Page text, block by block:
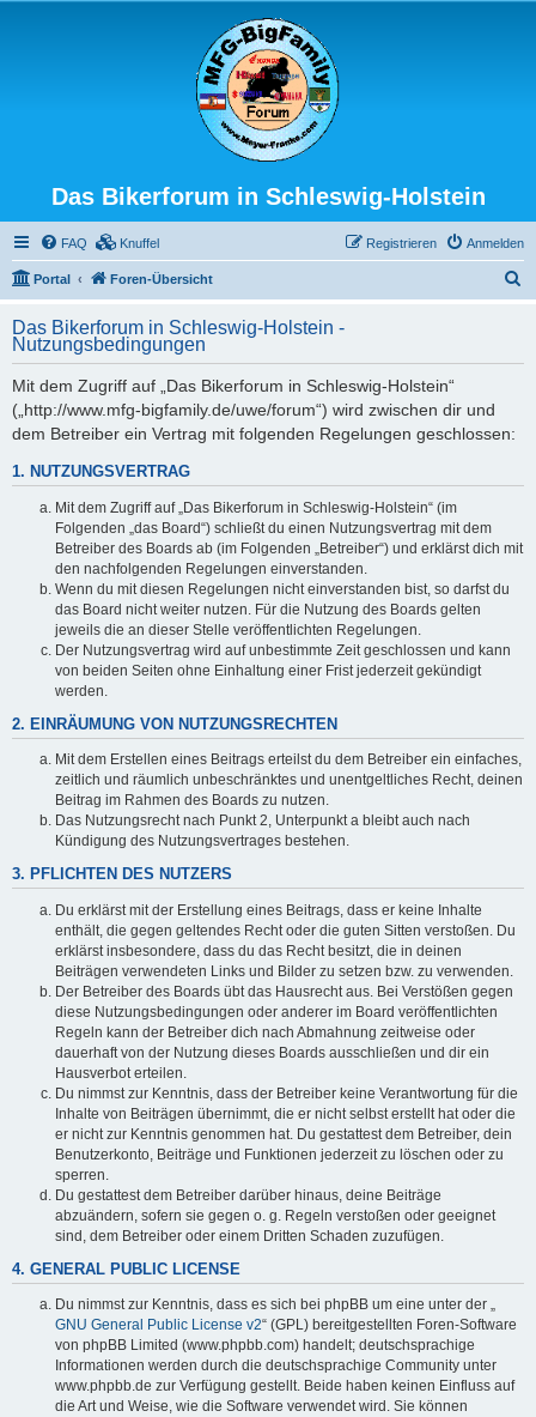
Das Bikerforum in Schleswig-Holstein
FAQ Knuffel Anmelden
Registrieren
Portal Foren-Übersicht
h
Das Bikerforum in Schleswig-Holstein -
Nutzungsbedingungen
Mit dem Zugriff auf „Das Bikerforum in Schleswig-Holstein“
(„http://www.mfg-bigfamily.de/uwe/forum“) wird zwischen dir und
dem Betreiber ein Vertrag mit folgenden Regelungen geschlossen:
1. NUTZUNGSVERTRAG
Mit dem Zugriff auf „Das Bikerforum in Schleswig-Holstein“ (im
Folgenden „das Board“) schließt du einen Nutzungsvertrag mit dem
Betreiber des Boards ab (im Folgenden „Betreiber“) und erklärst dich mit
den nachfolgenden Regelungen einverstanden.
Wenn du mit diesen Regelungen nicht einverstanden bist, so darfst du
das Board nicht weiter nutzen. Für die Nutzung des Boards gelten
jeweils die an dieser Stelle veröffentlichten Regelungen.
Der Nutzungsvertrag wird auf unbestimmte Zeit geschlossen und kann
von beiden Seiten ohne Einhaltung einer Frist jederzeit gekündigt
werden.
2. EINRÄUMUNG VON NUTZUNGSRECHTEN
Mit dem Erstellen eines Beitrags erteilst du dem Betreiber ein einfaches,
zeitlich und räumlich unbeschränktes und unentgeltliches Recht, deinen
Beitrag im Rahmen des Boards zu nutzen.
Das Nutzungsrecht nach Punkt 2, Unterpunkt a bleibt auch nach
Kündigung des Nutzungsvertrages bestehen.
3. PFLICHTEN DES NUTZERS
Du erklärst mit der Erstellung eines Beitrags, dass er keine Inhalte
enthält, die gegen geltendes Recht oder die guten Sitten verstoßen. Du
erklärst insbesondere, dass du das Recht besitzt, die in deinen
Beiträgen verwendeten Links und Bilder zu setzen bzw. zu verwenden.
Der Betreiber des Boards übt das Hausrecht aus. Bei Verstößen gegen
diese Nutzungsbedingungen oder anderer im Board veröffentlichten
Regeln kann der Betreiber dich nach Abmahnung zeitweise oder
dauerhaft von der Nutzung dieses Boards ausschließen und dir ein
Hausverbot erteilen.
Du nimmst zur Kenntnis, dass der Betreiber keine Verantwortung für die
Inhalte von Beiträgen übernimmt, die er nicht selbst erstellt hat oder die
er nicht zur Kenntnis genommen hat. Du gestattest dem Betreiber, dein
Benutzerkonto, Beiträge und Funktionen jederzeit zu löschen oder zu
sperren.
Du gestattest dem Betreiber darüber hinaus, deine Beiträge
abzuändern, sofern sie gegen o. g. Regeln verstoßen oder geeignet
sind, dem Betreiber oder einem Dritten Schaden zuzufügen.
4. GENERAL PUBLIC LICENSE
Du nimmst zur Kenntnis, dass es sich bei phpBB um eine unter der „
GNU General Public License v2“ (GPL) bereitgestellten Foren-Software
von phpBB Limited (www.phpbb.com) handelt; deutschsprachige
Informationen werden durch die deutschsprachige Community unter
www.phpbb.de zur Verfügung gestellt. Beide haben keinen Einfluss auf
die Art und Weise, wie die Software verwendet wird. Sie können